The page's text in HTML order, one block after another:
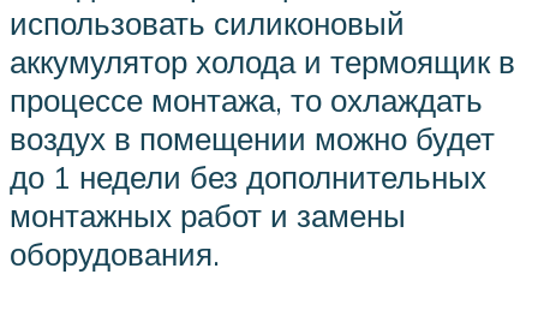
использовать силиконовый
аккумулятор холода и термоящик в
процессе монтажа, то охлаждать
воздух в помещении можно будет
до 1 недели без дополнительных
монтажных работ и замены
оборудования.